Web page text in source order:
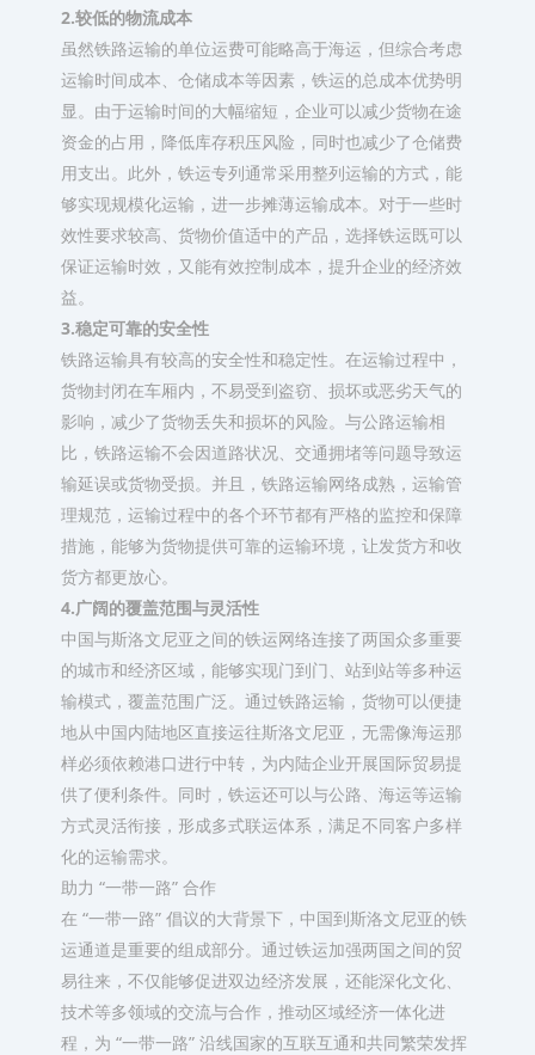
2.较低的物流成本​
虽然铁路运输的单位运费可能略高于海运，但综合考虑
运输时间成本、仓储成本等因素，铁运的总成本优势明
显。由于运输时间的大幅缩短，企业可以减少货物在途
资金的占用，降低库存积压风险，同时也减少了仓储费
用支出。此外，铁运专列通常采用整列运输的方式，能
够实现规模化运输，进一步摊薄运输成本。对于一些时
效性要求较高、货物价值适中的产品，选择铁运既可以
保证运输时效，又能有效控制成本，提升企业的经济效
益。​
3.稳定可靠的安全性​
铁路运输具有较高的安全性和稳定性。在运输过程中，
货物封闭在车厢内，不易受到盗窃、损坏或恶劣天气的
影响，减少了货物丢失和损坏的风险。与公路运输相
比，铁路运输不会因道路状况、交通拥堵等问题导致运
输延误或货物受损。并且，铁路运输网络成熟，运输管
理规范，运输过程中的各个环节都有严格的监控和保障
措施，能够为货物提供可靠的运输环境，让发货方和收
货方都更放心。​
4.广阔的覆盖范围与灵活性​
中国与斯洛文尼亚之间的铁运网络连接了两国众多重要
的城市和经济区域，能够实现门到门、站到站等多种运
输模式，覆盖范围广泛。通过铁路运输，货物可以便捷
地从中国内陆地区直接运往斯洛文尼亚，无需像海运那
样必须依赖港口进行中转，为内陆企业开展国际贸易提
供了便利条件。同时，铁运还可以与公路、海运等运输
方式灵活衔接，形成多式联运体系，满足不同客户多样
化的运输需求。​
助力 “一带一路” 合作​
在 “一带一路” 倡议的大背景下，中国到斯洛文尼亚的铁
运通道是重要的组成部分。通过铁运加强两国之间的贸
易往来，不仅能够促进双边经济发展，还能深化文化、
技术等多领域的交流与合作，推动区域经济一体化进
程，为 “一带一路” 沿线国家的互联互通和共同繁荣发挥